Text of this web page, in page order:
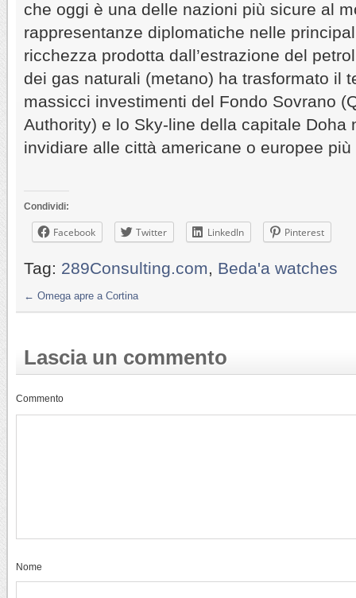
che oggi è una delle nazioni più sicure al
rappresentanze diplomatiche nelle
ricchezza prodotta dall’estrazione del
dei gas naturali (metano) ha trasformato il
massicci investimenti del Fondo Sovrano
Authority) e lo Sky-line della capitale Doha
invidiare alle città americane o europee più
Condividi:
Facebook Twitter LinkedIn Pinterest
Tag: 289Consulting.com Beda'a watches
← Omega apre a Cortina
Lascia un commento
Commento
Nome